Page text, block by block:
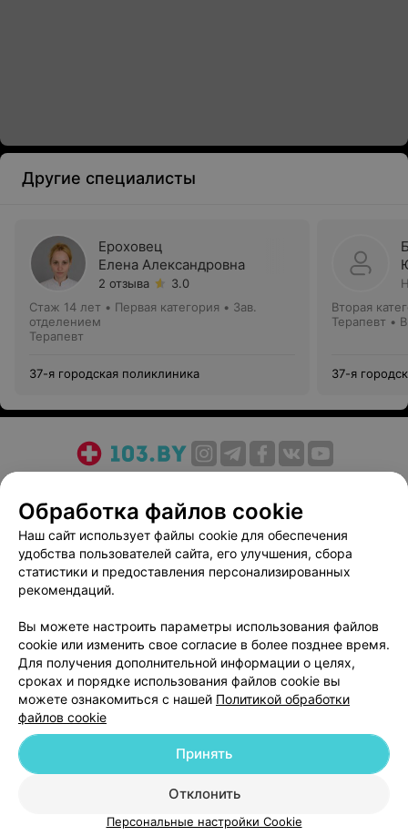
Другие специалисты
Ероховец
Елена Александровна
2 отзыва
3.0
Стаж 14 лет • Первая категория • Зав.
отделением
Терапевт
37-я городская поликлиника
Вторая
Терапевт •
37-я
Медицинский маркетинг
Публичный договор
Пользовательское соглашение
Способы оплаты
Вакансии
Партнеры
Написать руководителю 103.by
Персональные настройки cookie
Обработка персональных данных
Обработка файлов cookie
Наш сайт использует файлы cookie для обеспечения
удобства пользователей сайта, его улучшения, сбора
статистики и предоставления персонализированных
рекомендаций.
Вы можете настроить параметры использования файлов
cookie или изменить свое согласие в более позднее время.
Для получения дополнительной информации о целях,
сроках и порядке использования файлов cookie вы
можете ознакомиться с нашей Политикой обработки
файлов cookie
Отклонить
Принять
Персональные настройки Cookie